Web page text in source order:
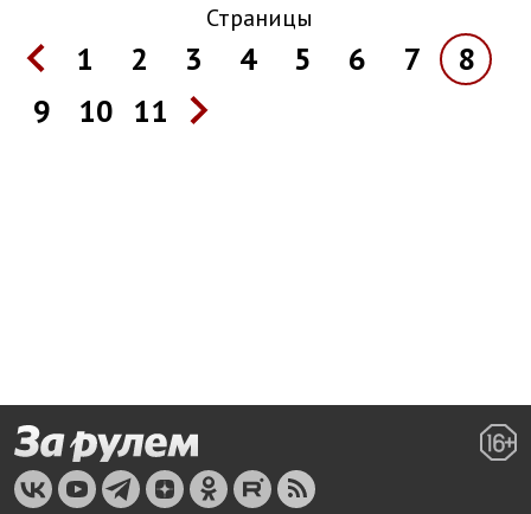
Страницы
1 2 3 4 5 6 7
8
9
10 11